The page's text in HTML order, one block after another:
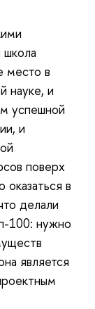
место в
науке, и
успешной
и
поверх
в
делали
100: нужно
является